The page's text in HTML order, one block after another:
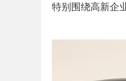
特别围绕高新企